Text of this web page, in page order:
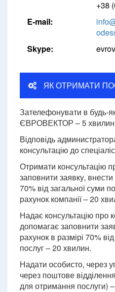
+38
E-mail:
Skype:
ЯК ОТРИМАТИ
Зателефонувати в будь-
ЄВРОВЕКТОР – 5
Відповідь
консультацію до
Отримати консультацію
заповнити заявку,
70% від загальної суми
рахунок компанії – 20
Надає консультацію про
допомагає заповнити
рахунок в размірі 70%
послуг – 20 хвилин.
Надати особисто, через
через поштове
для отримання послуги)